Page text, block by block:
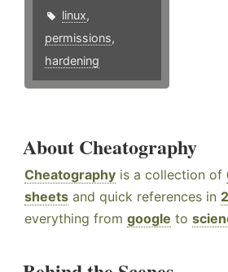
linux,
permissions,
hardening
About Cheatography
Cheatography is a collection of
sheets and quick references in
everything from google to